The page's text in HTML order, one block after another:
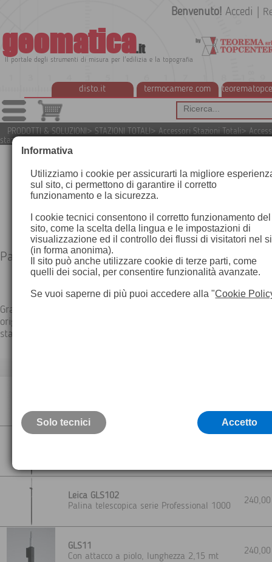
geomatica.it
Il portale degli strumenti di misura per l'edilizia e la topografia
disto.it termocamere.com
Benvenuto! Accedi
PRODOTTI & SOLUZIONI> STAZIONI TOTALI> Accessori Stazioni Totali>
stazioni totali Leica
Paline portaprisma
Grazie all'impiego di materiali come carbonio e alluminio, le
originali Leica Geosystems offrono un equilibrio ottimale tra
stabilità e longevità.
Leica GLS102
Palina telescopica serie Professional 1000
GLS11
Con attacco a piolo, lunghezza 2,15 mt
Informativa
Utilizziamo i cookie per assicurarti la migliore
sul sito, ci permettono di garantire il corretto
funzionamento e la sicurezza.
I cookie tecnici consentono il corretto funzionamento del
sito, come la scelta della lingua e le impostazioni di
visualizzazione ed il controllo dei flussi di visitatori nel
(in forma anonima).
Il sito può anche utilizzare cookie di terze parti, come
quelli dei social, per consentire funzionalità avanzate.
Se vuoi saperne di più puoi accedere alla "Cookie
Solo tecnici Accetto